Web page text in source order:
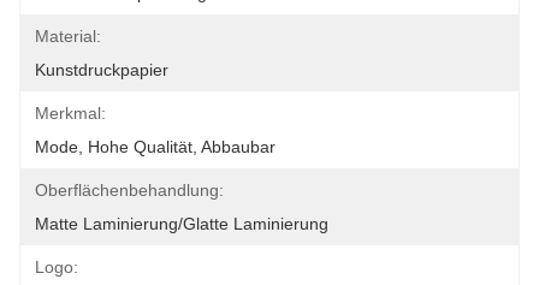
Material:
Kunstdruckpapier
Merkmal:
Mode, Hohe Qualität, Abbaubar
Oberflächenbehandlung:
Matte Laminierung/glatte Laminierung
Logo: